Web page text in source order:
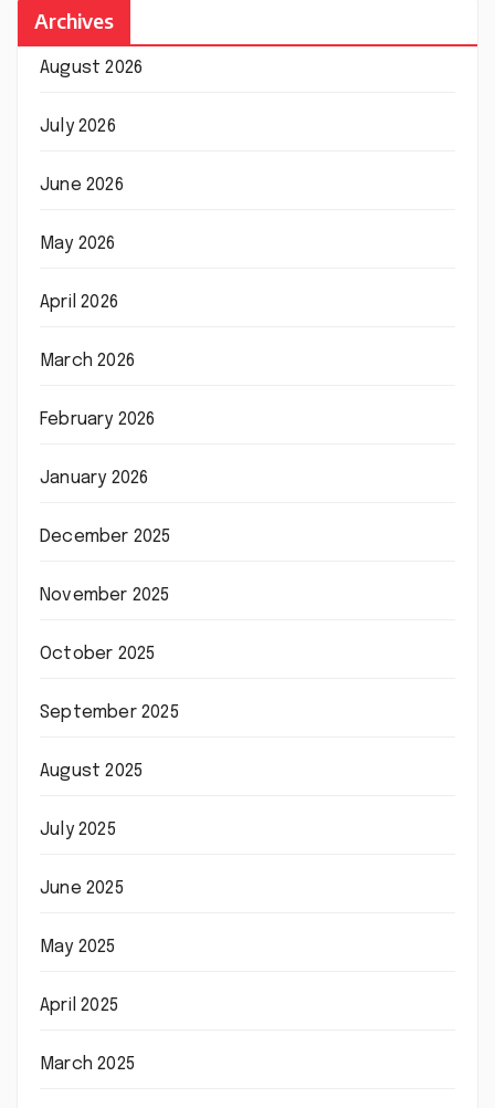
Archives
August 2026
July 2026
June 2026
May 2026
April 2026
March 2026
February 2026
January 2026
December 2025
November 2025
October 2025
September 2025
August 2025
July 2025
June 2025
May 2025
April 2025
March 2025